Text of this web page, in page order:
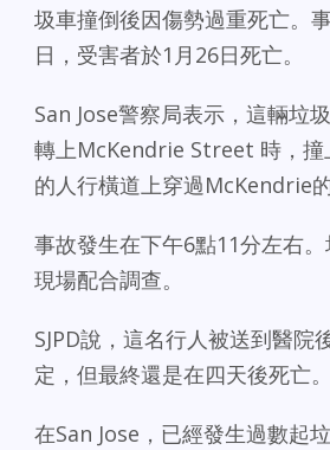
圾車撞倒後因傷勢過重死亡。
日，受害者於1月26日死亡。
San Jose警察局表示，這輛垃
轉上McKendrie Street 時，撞
的人行橫道上穿過McKendrie的
事故發生在下午6點11分左右
現場配合調查。
SJPD說，這名行人被送到醫院
定，但最終還是在四天後死亡。
在San Jose，已經發生過數起